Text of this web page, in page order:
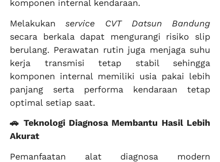
komponen internal kendaraan.
Melakukanservice CVT Datsun Bandung
secara berkala dapat mengurangi risiko slip
berulang. Perawatan rutin juga menjaga suhu
kerja transmisi tetap stabil sehingga
komponen internal memiliki usia pakai lebih
panjang serta performa kendaraan tetap
optimal setiap saat.
🚗 Teknologi Diagnosa Membantu Hasil Lebih
Akurat
Pemanfaatan alat diagnosa modern